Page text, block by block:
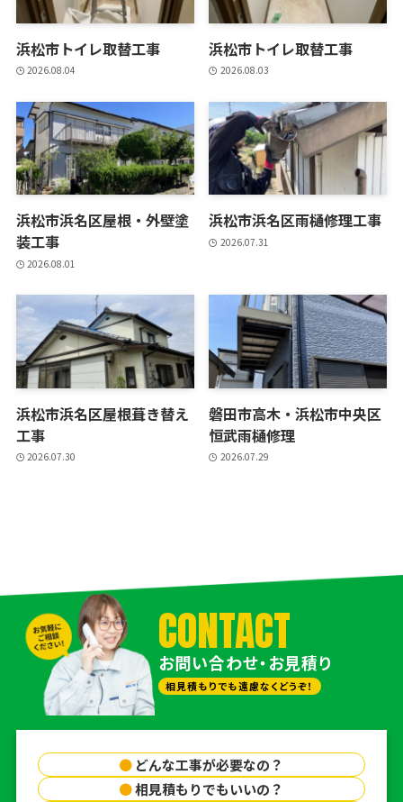
浜松市トイレ取替工事
2026.08.04
浜松市トイレ取替工事
2026.08.03
浜松市浜名区屋根・外壁塗
装工事
2026.08.01
浜松市浜名区雨樋修理工事
2026.07.31
浜松市浜名区屋根葺き替え
工事
2026.07.30
磐田市高木・浜松市中央区
恒武雨樋修理
2026.07.29
CONTACT
お問い合わせ・お見積り
相見積もりでも遠慮なくどうぞ！
● どんな工事が必要なの？
●相見積もりでもいいの？